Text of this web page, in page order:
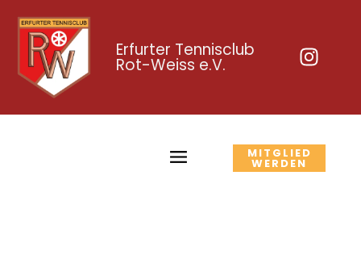
Erfurter Tennisclub
Rot-Weiss e.V.
MITGLIED
WERDEN